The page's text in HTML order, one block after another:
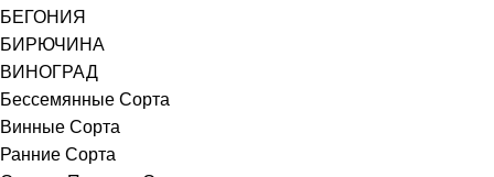
БЕГОНИЯ
БИРЮЧИНА
ВИНОГРАД
Бессемянные Сорта
Винные Сорта
Ранние Сорта